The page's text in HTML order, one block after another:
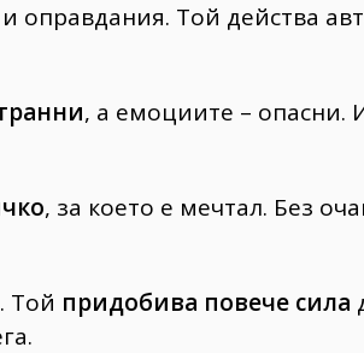
и оправдания. Той действа
, а емоциите – опасни.
, за което е мечтал. Без
Той придобива повече сила